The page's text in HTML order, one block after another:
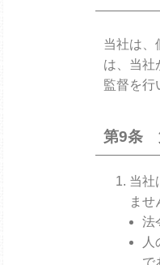
当社は、
は、当社
監督を行
第9条
当社
ませ
法
で